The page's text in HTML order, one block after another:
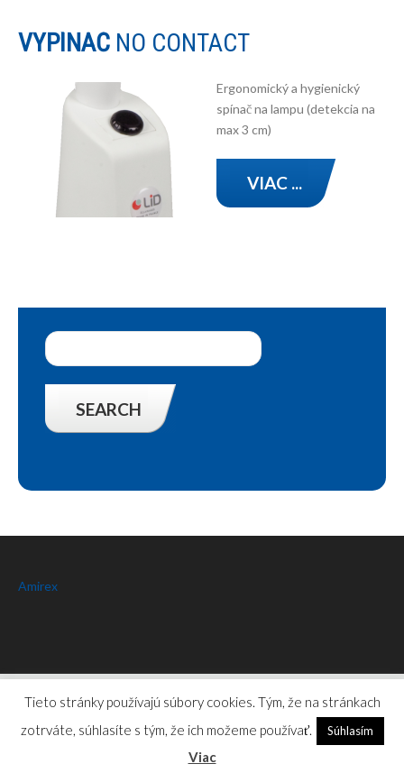
VYPÍNAČ NO CONTACT
Ergonomický a hygienický
spínač na lampu (detekcia na
max 3 cm)
VIAC ...
Amirex
Amirex© 2026. Privacy Policy
Tieto stránky používajú súbory cookies. Tým, že na stránkach
zotrváte, súhlasíte s tým, že ich možeme používať.
Súhlasím
Viac